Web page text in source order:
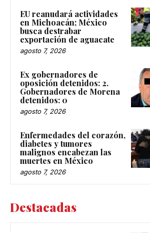
EU reanudará actividades
en Michoacán; México
busca destrabar
exportación de aguacate
agosto 7, 2026
Ex gobernadores de
oposición detenidos: 2.
Gobernadores de Morena
detenidos: 0
agosto 7, 2026
Enfermedades del corazón,
diabetes y tumores
malignos encabezan las
muertes en México
agosto 7, 2026
Destacadas